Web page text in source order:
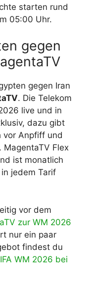
starten rund
05:00 Uhr.
gegen
gegen Iran
. Die Telekom
live und in
dazu gibt
vor Anpfiff und
Flex
ist monatlich
jedem Tarif
vor dem
zur WM 2026
nur ein paar
findest du
WM 2026 bei